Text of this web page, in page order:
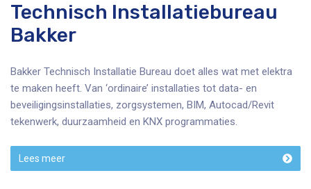
Technisch Installatiebureau
Bakker
Bakker Technisch Installatie Bureau doet alles wat met elektra
te maken heeft. Van ‘ordinaire’ installaties tot data- en
beveiligingsinstallaties, zorgsystemen, BIM, Autocad/Revit
tekenwerk, duurzaamheid en KNX programmaties.
Lees meer